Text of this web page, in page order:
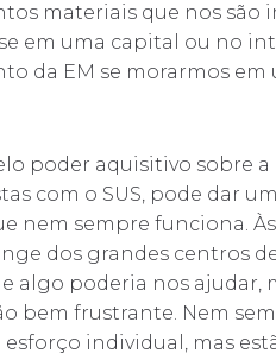
materiais que nos são
em uma capital ou no
da EM se morarmos em
poder aquisitivo sobre a
com o SUS, pode dar
nem sempre funciona. Às
dos grandes centros
algo poderia nos ajudar,
bem frustrante. Nem
individual, mas